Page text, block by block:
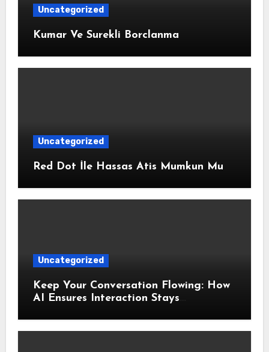
Uncategorized
Kumar Ve Surekli Borclanma
Uncategorized
Red Dot İle Hassas Atis Mumkun Mu
Uncategorized
Keep Your Conversation Flowing: How
AI Ensures Interaction Stays